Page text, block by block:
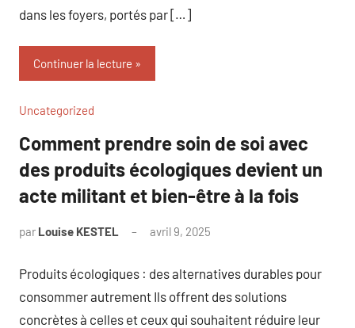
dans les foyers, portés par […]
Continuer la lecture
Uncategorized
Comment prendre soin de soi avec
des produits écologiques devient un
acte militant et bien-être à la fois
par Louise KESTEL avril 9, 2025
Produits écologiques : des alternatives durables pour
consommer autrement Ils offrent des solutions
concrètes à celles et ceux qui souhaitent réduire leur